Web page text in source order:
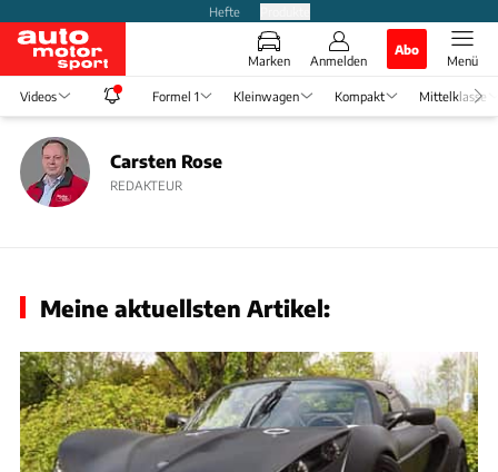
Hefte
Marken Anmelden
Abo
Menü
Videos Formel 1 Kleinwagen Kompakt Mittelklasse
Carsten Rose
REDAKTEUR
Meine aktuellsten Artikel: